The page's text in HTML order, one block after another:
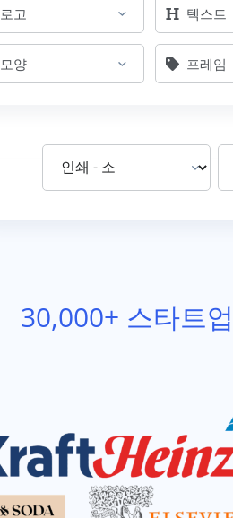
로고 텍스트
모양
프레임
30,000+ 스타트